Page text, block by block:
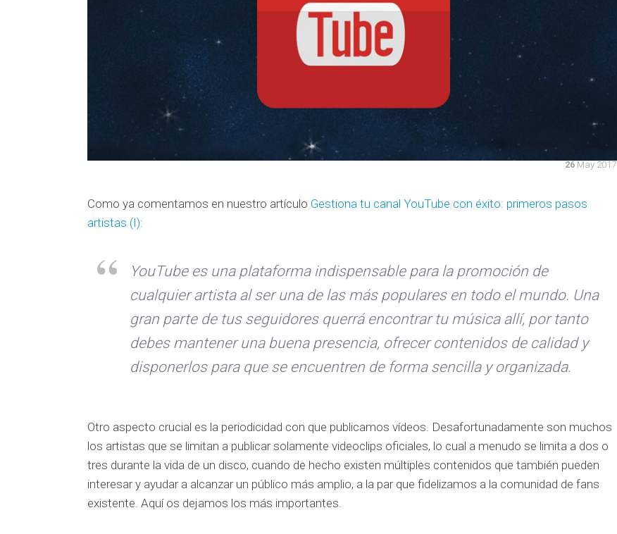
26 May 2017
Como ya comentamos en nuestro artículo Gestiona tu canal YouTube con éxito: primeros pasos
artistas (I):
YouTube es una plataforma indispensable para la promoción de
cualquier artista al ser una de las más populares en todo el mundo. Una
gran parte de tus seguidores querrá encontrar tu música allí, por tanto
debes mantener una buena presencia, ofrecer contenidos de calidad y
disponerlos para que se encuentren de forma sencilla y organizada.
Otro aspecto crucial es la periodicidad con que publicamos vídeos. Desafortunadamente son muchos
los artistas que se limitan a publicar solamente videoclips oficiales, lo cual a menudo se limita a dos o
tres durante la vida de un disco, cuando de hecho existen múltiples contenidos que también pueden
interesar y ayudar a alcanzar un público más amplio, a la par que fidelizamos a la comunidad de fans
existente. Aquí os dejamos los más importantes.